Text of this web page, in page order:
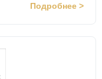
Подробнее >